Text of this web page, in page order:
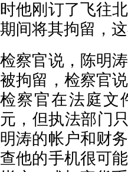
时他刚订了飞往
期间将其拘留，
检察官说，陈明
被拘留，检察官
检察官在法庭文
元，但执法部门
明涛的帐户和财
查他的手机很可